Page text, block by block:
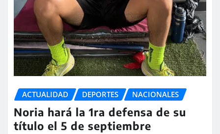
ACTUALIDAD DEPORTES NACIONALES
Noria hará la 1ra defensa de su
título el 5 de septiembre